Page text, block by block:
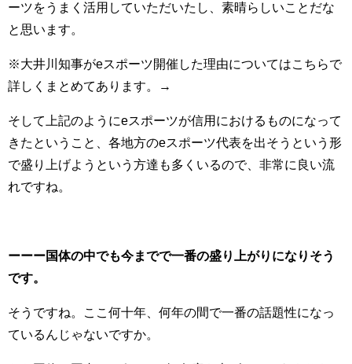
ーツをうまく活用していただいたし、素晴らしいことだな
と思います。
※大井川知事がeスポーツ開催した理由についてはこちらで
詳しくまとめてあります。→
そして上記のようにeスポーツが信用におけるものになって
きたということ、各地方のeスポーツ代表を出そうという形
で盛り上げようという方達も多くいるので、非常に良い流
れですね。
ーーー国体の中でも今までで一番の盛り上がりになりそう
です。
そうですね。ここ何十年、何年の間で一番の話題性になっ
ているんじゃないですか。